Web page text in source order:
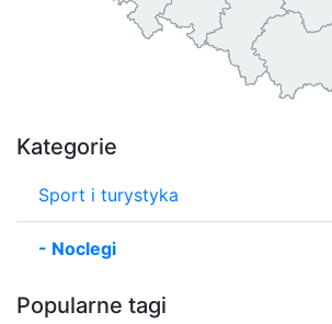
Kategorie
Sport i turystyka
- Noclegi
Popularne tagi